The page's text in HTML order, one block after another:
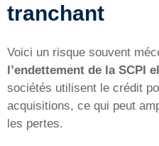
tranchant
Voici un risque souvent
l’endettement de la SCPI
sociétés utilisent le crédit
acquisitions, ce qui peut
les pertes.